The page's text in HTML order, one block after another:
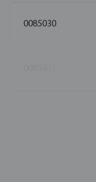
0085030